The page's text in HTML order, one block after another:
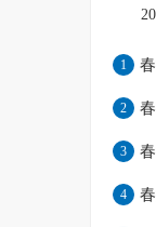
1
几件
2
3
饮硒
4